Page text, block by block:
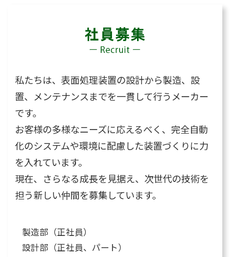
私たちは、表面処理装置の設計から製造、設
置、メンテナンスまでを一貫して行うメーカー
です。
お客様の多様なニーズに応えるべく、完全自動
化のシステムや環境に配慮した装置づくりに力
を入れています。
現在、さらなる成長を見据え、次世代の技術を
担う新しい仲間を募集しています。
製造部（正社員）
設計部（正社員、パート）